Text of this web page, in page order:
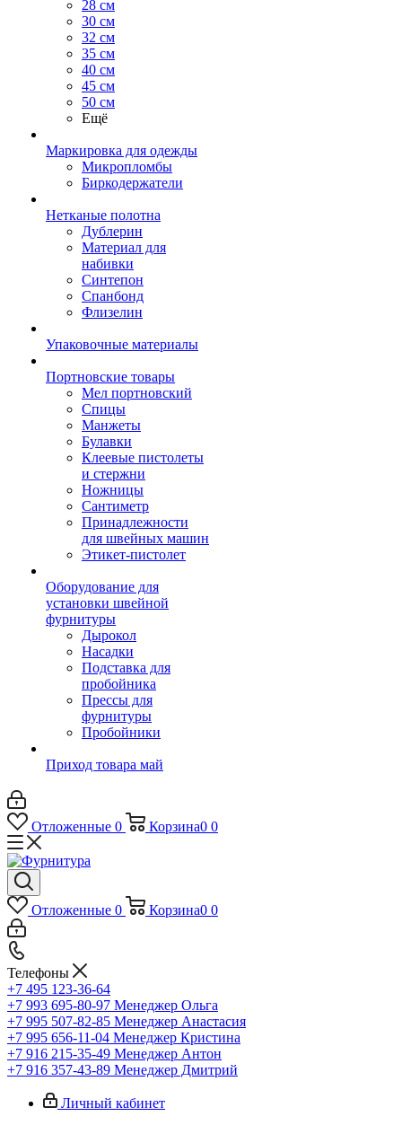
28 см
30 см
32 см
35 см
40 см
45 см
50 см
Ещё
Маркировка для одежды
Микропломбы
Биркодержатели
Нетканые полотна
Дублерин
Материал для
набивки
Синтепон
Спанбонд
Флизелин
Упаковочные материалы
Портновские товары
Мел портновский
Спицы
Манжеты
Булавки
Клеевые пистолеты
и стержни
Ножницы
Сантиметр
Принадлежности
для швейных машин
Этикет-пистолет
Оборудование для
установки швейной
фурнитуры
Дырокол
Насадки
Подставка для
пробойника
Прессы для
фурнитуры
Пробойники
Приход товара май
Отложенные 0 Корзина0 0
Отложенные 0 Корзина0 0
Телефоны
+7 495 123-36-64
+7 993 695-80-97 Менеджер Ольга
+7 995 507-82-85 Менеджер Анастасия
+7 995 656-11-04 Менеджер Кристина
+7 916 215-35-49 Менеджер Антон
+7 916 357-43-89 Менеджер Дмитрий
Личный кабинет